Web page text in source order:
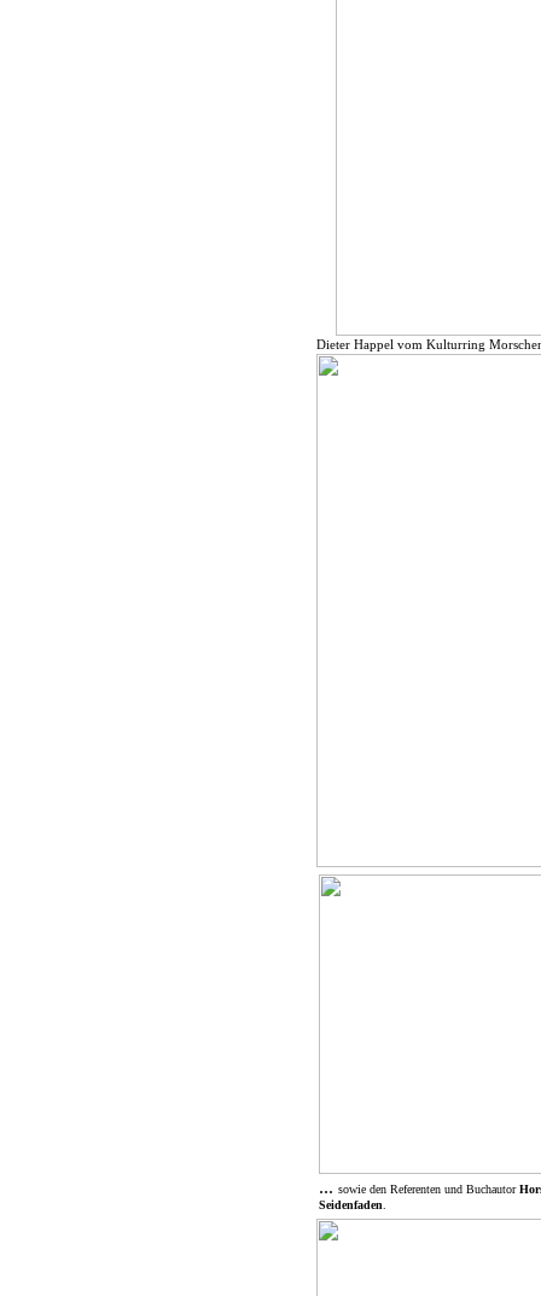
Dieter Happel vom Kulturring
... sowie den Referenten und Buchautor
Seidenfaden